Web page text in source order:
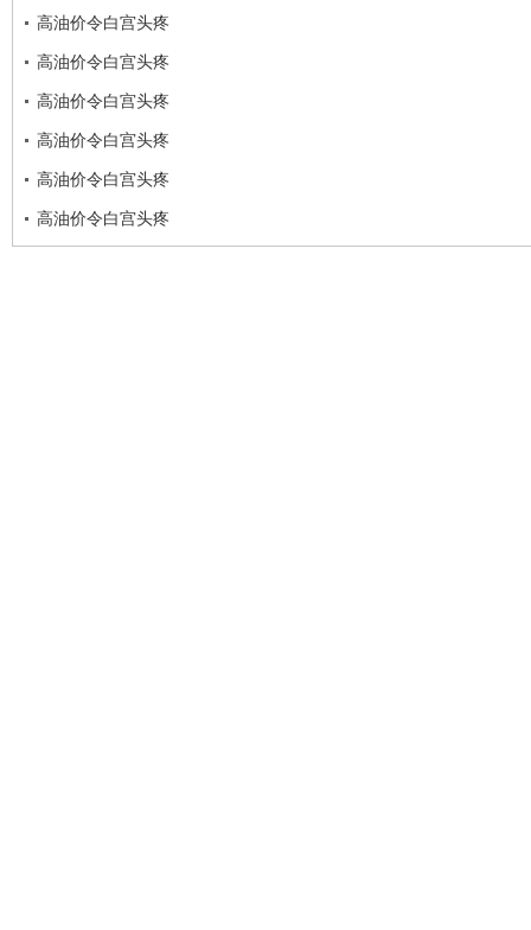
高油价令白宫头疼
高油价令白宫头疼
高油价令白宫头疼
高油价令白宫头疼
高油价令白宫头疼
高油价令白宫头疼